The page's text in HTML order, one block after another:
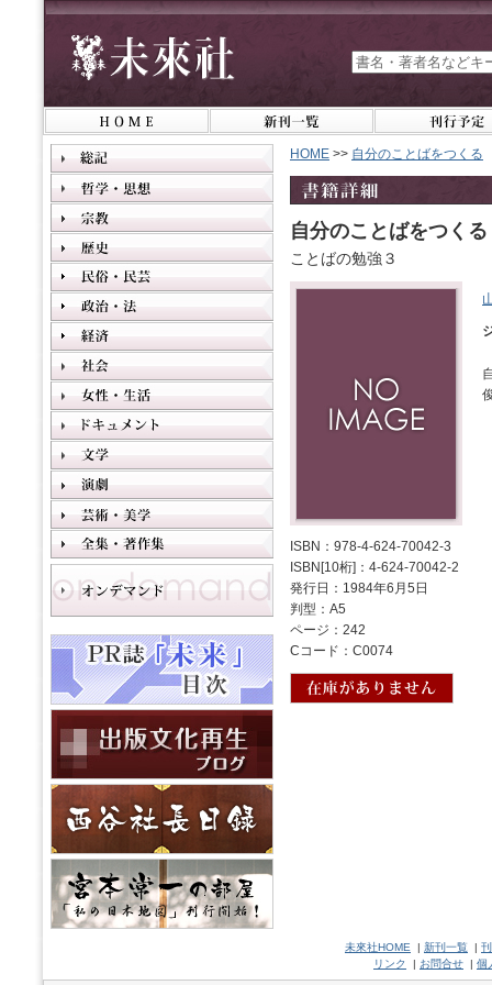
HOME >> 自分のことばをつくる
自分のことばをつくる
ことばの勉強３
ISBN：978-4-624-70042-3
ISBN[10桁]：4-624-70042-2
発行日：1984年6月5日
判型：A5
ページ：242
Cコード：C0074
未來社HOME | 新刊一覧 |
リンク
| お問合せ | 個